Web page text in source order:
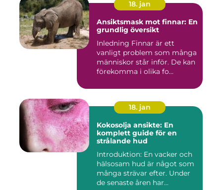
18. jan
Ansiktsmask mot finnar: En
grundlig översikt
Inledning Finnar är ett
vanligt problem som många
människor står inför. De kan
förekomma i olika fo...
18. jan
Kokosolja ansikte: En
komplett guide för en
strålande hud
Introduktion: En vacker och
hälsosam hud är något som
många strävar efter. Under
de senaste åren har...